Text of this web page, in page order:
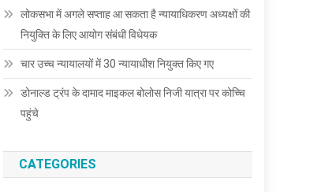
लोकसभा में अगले सप्ताह आ सकता है न्यायाधिकरण अध्यक्षों की
नियुक्ति के लिए आयोग संबंधी विधेयक
चार उच्च न्यायालयों में 30 न्यायाधीश नियुक्त किए गए
डोनाल्ड ट्रंप के दामाद माइकल बोलोस निजी यात्रा पर कोच्चि
पहुंचे
CATEGORIES